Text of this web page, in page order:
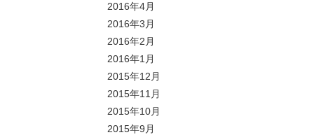
2016年4月
2016年3月
2016年2月
2016年1月
2015年12月
2015年11月
2015年10月
2015年9月